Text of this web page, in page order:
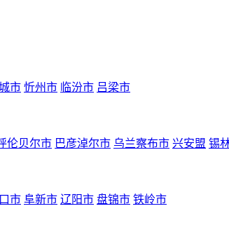
市 忻州市 临汾市 吕梁市
伦贝尔市 巴彦淖尔市 乌兰察布市 兴安盟 锡
市 阜新市 辽阳市 盘锦市 铁岭市